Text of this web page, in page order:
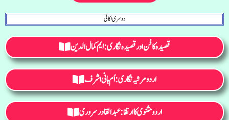
دوسری اکائی
قصیدہ کا فن اور قصیدہ نگاری: ایم کمال الدین
اردو مرثیہ نگاری :اُم ہانی اشرف
اردو مثنوی کا ارتقا : عبدالقادرسروری